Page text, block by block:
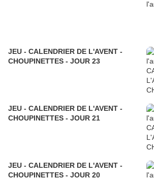
JEU - CALENDRIER DE L'AVENT -
CHOUPINETTES - JOUR 23
JEU - CALENDRIER DE L'AVENT -
CHOUPINETTES - JOUR 21
JEU - CALENDRIER DE L'AVENT -
CHOUPINETTES - JOUR 20